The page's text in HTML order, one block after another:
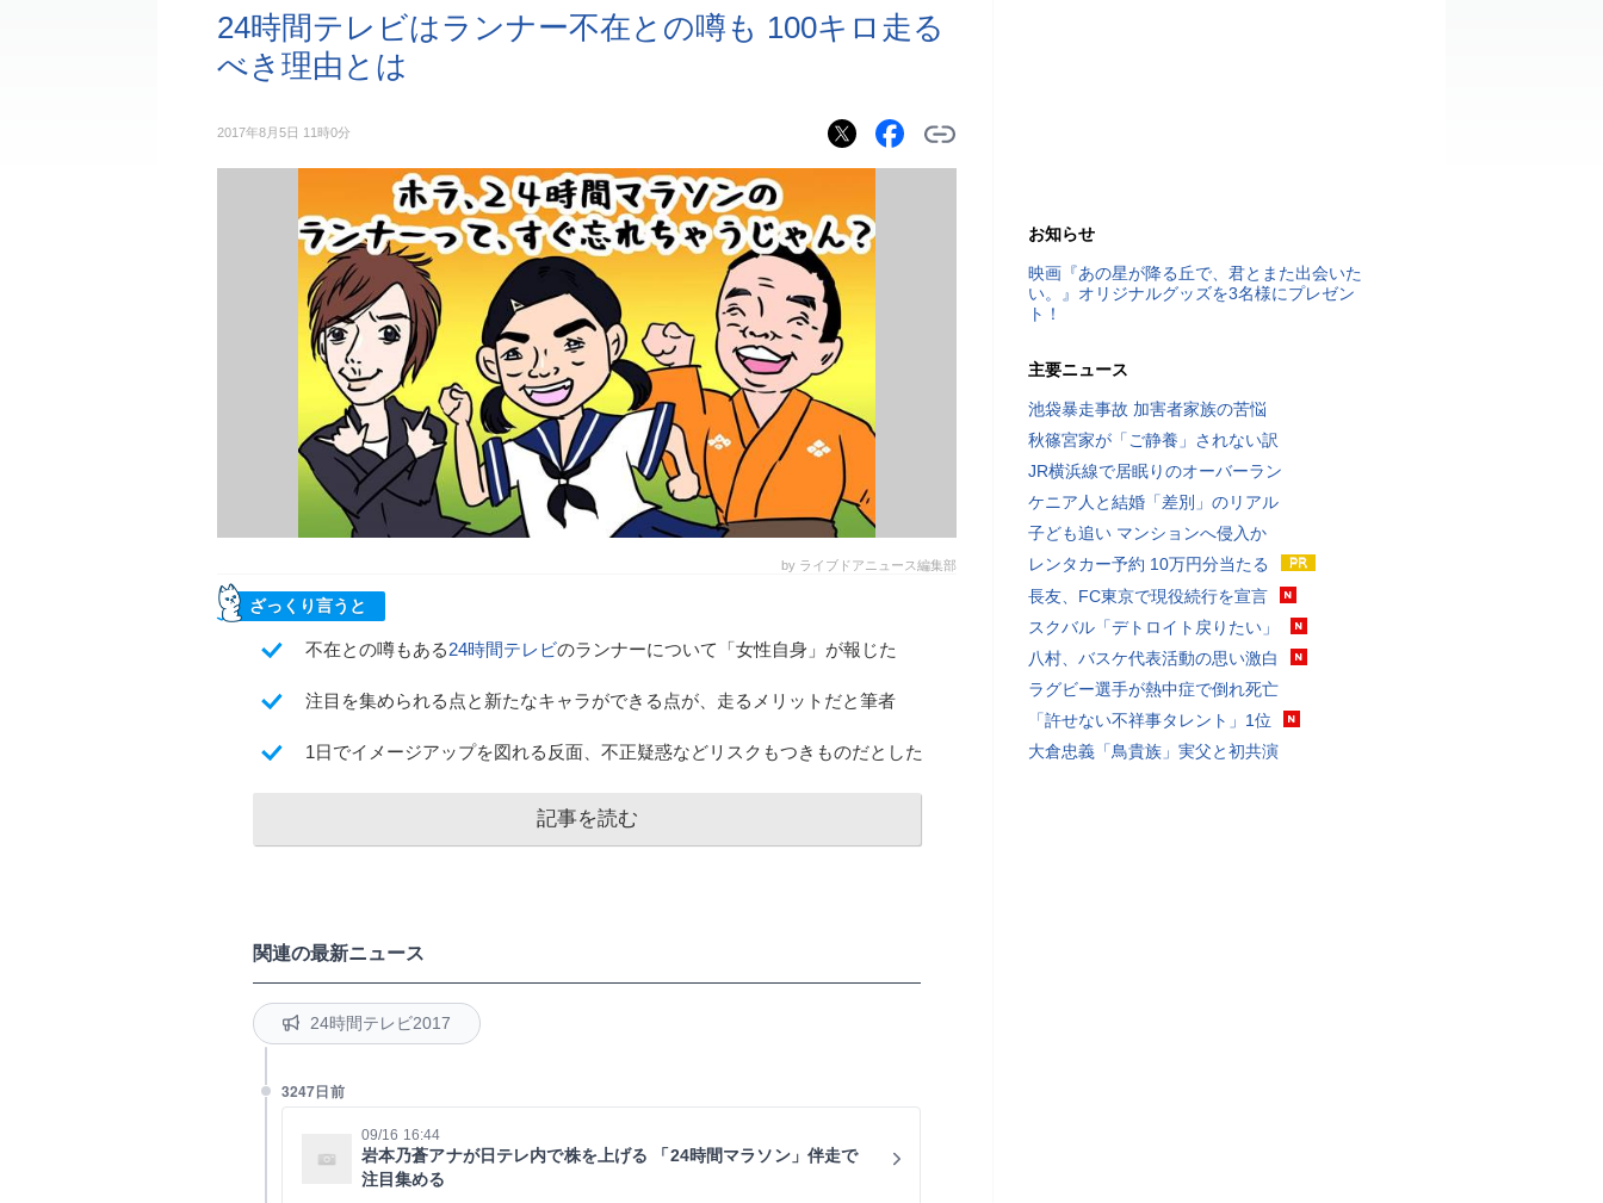
24時間テレビはランナー不在との噂も 100キロ走る
べき理由とは
2017年8月5日 11時0分
by ライブドアニュース編集部
ざっくり言うと
不在との噂もある24時間テレビのランナーについて「女性自身」が報じた
注目を集められる点と新たなキャラができる点が、走るメリットだと筆者
1日でイメージアップを図れる反面、不正疑惑などリスクもつきものだとした
記事を読む
関連の最新ニュース
24時間テレビ2017
3247日前
09/16 16:44
岩本乃蒼アナが日テレ内で株を上げる 「24時間マラソン」伴走で
注目集める
お知らせ
映画『あの星が降る丘で、君とまた出会いた
い。』オリジナルグッズを3名様にプレゼン
ト！
主要ニュース
池袋暴走事故 加害者家族の苦悩
秋篠宮家が「ご静養」されない訳
JR横浜線で居眠りのオーバーラン
ケニア人と結婚「差別」のリアル
子ども追い マンションへ侵入か
レンタカー予約 10万円分当たる
長友、FC東京で現役続行を宣言
スクバル「デトロイト戻りたい」
八村、バスケ代表活動の思い激白
ラグビー選手が熱中症で倒れ死亡
「許せない不祥事タレント」1位
大倉忠義「鳥貴族」実父と初共演